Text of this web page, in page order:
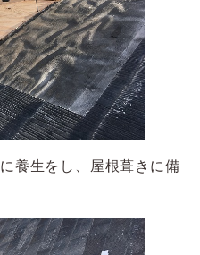
養生をし、屋根葺きに備